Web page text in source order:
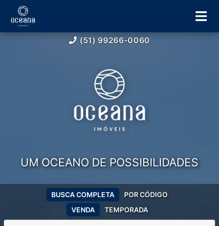
(51) 99266-0060
UM OCEANO DE POSSIBILIDADES
VENDA TEMPORADA
BUSCA COMPLETA POR CÓDIGO